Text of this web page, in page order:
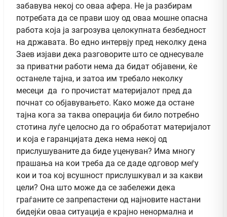
забавува некој со оваа афера. Не ја разбирам
потребата да се прави шоу од оваа мошне опасна
работа која ја загрозува целокупната безбедност
на државата. Во едно интервју пред неколку дена
Заев изјави дека разговорите што се однесувале
за приватни работи нема да бидат објавени, ќе
останеле тајна, и затоа им требало неколку
месеци да го прочистат материјалот пред да
почнат со објавувањето. Како може да остане
тајна кога за таква операција би било потребно
стотина луѓе целосно да го обработат материјалот
и која е гаранцијата дека нема некој од
прислушуваните да биде уценуван? Има многу
прашања на кои треба да се даде одговор меѓу
кои и тоа кој всушност прислушкувал и за какви
цели? Она што може да се забележи дека
граѓаните се запрепастени од најновите настани
бидејќи оваа ситуација е крајно ненормална и